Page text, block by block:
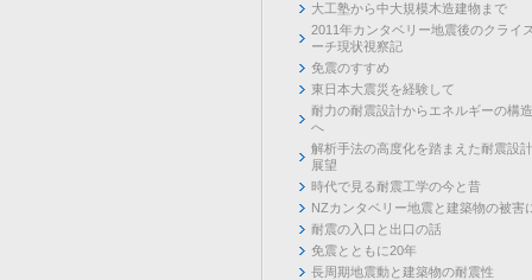
大工塾から中大規模木造建物まで
2011年カンタベリー地震後のクライ
ーチ現状視察記
免震のすすめ
東日本大震災を経験して
耐力の耐震設計からエネルギーの構
へ
解析手法の高度化を踏まえた耐震設
展望
時代で見る耐震工学の今と昔
NZカンタベリー地震と建築物の被害
耐震の入口と出口の話
免震とともに20年
長周期地震動と建築物の耐震性